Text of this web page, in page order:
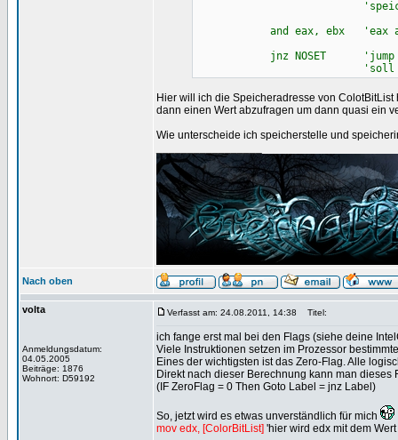
'speicherstelle/-
and eax, ebx 'eax
jnz NOSET 'jump not
'soll nur springen
Hier will ich die Speicheradresse von
dann einen Wert abzufragen um dann quasi ein
Wie unterscheide ich speicherstelle und
Nach oben
volta
Anmeldungsdatum:
04.05.2005
Beiträge: 1876
Wohnort: D59192
Verfasst am: 24.08.2011, 14:38 Titel:
ich fange erst mal bei den Flags (siehe deine
Viele Instruktionen setzen im Prozessor
Eines der wichtigsten ist das Zero-Flag. Alle
Direkt nach dieser Berechnung kann man
(IF ZeroFlag = 0 Then Goto Label = jnz Label)
So, jetzt wird es etwas unverständlich für mich
mov edx, [ColorBitList] 'hier wird edx mit dem